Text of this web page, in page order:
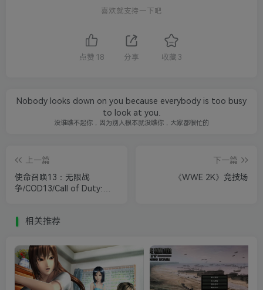
喜欢就支持一下吧
点赞 18 分享 收藏 3
Nobody looks down on you because everybody is too busy
to look at you.
没谁瞧不起你，因为别人根本就没瞧你，大家都很忙的
上一篇
使命召唤13：无限战
争/COD13/Call of Duty:
下一篇
《WWE 2K》竞技场
相关推荐